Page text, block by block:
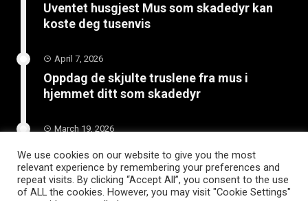
Uventet husgjest Mus som skadedyr kan
koste deg tusenvis
April 7, 2026
Oppdag de skjulte truslene fra mus i
hjemmet ditt som skadedyr
March 19, 2026
Slik vedlikeholder du tilhengeren for
langvarig bruk
We use cookies on our website to give you the most
relevant experience by remembering your preferences and
repeat visits. By clicking “Accept All”, you consent to the use
of ALL the cookies. However, you may visit "Cookie Settings"